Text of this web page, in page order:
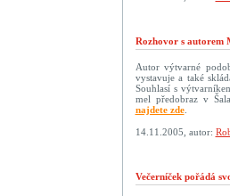
Rozhovor s autorem
Autor výtvarné
vystavuje a také
Souhlasí s
mel předobraz v
najdete zde.
14.11.2005, autor:
Večerníček pořádá